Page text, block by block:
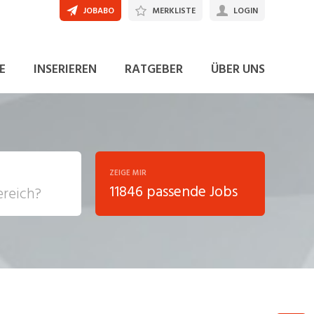
INSERIEREN RATGEBER ÜBER UNS
JOBABO MERKLISTE LOGIN
ZEIGE MIR
11846 passende Jobs